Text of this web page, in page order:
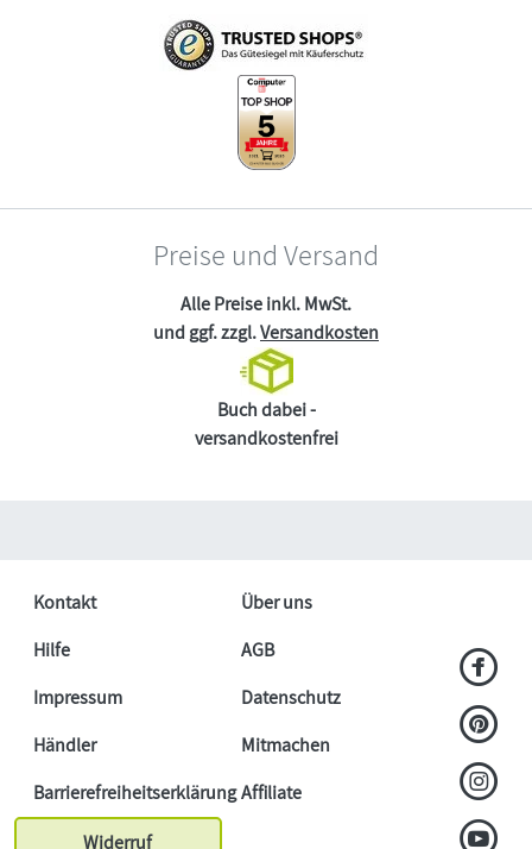
Preise und Versand
Alle Preise inkl. MwSt.
und ggf. zzgl.Versandkosten
Buch dabei -
versandkostenfrei
Kontakt
Über uns
Hilfe
AGB
Impressum
Datenschutz
Händler
Mitmachen
BarrierefreiheitserklärungAffiliate
Widerruf